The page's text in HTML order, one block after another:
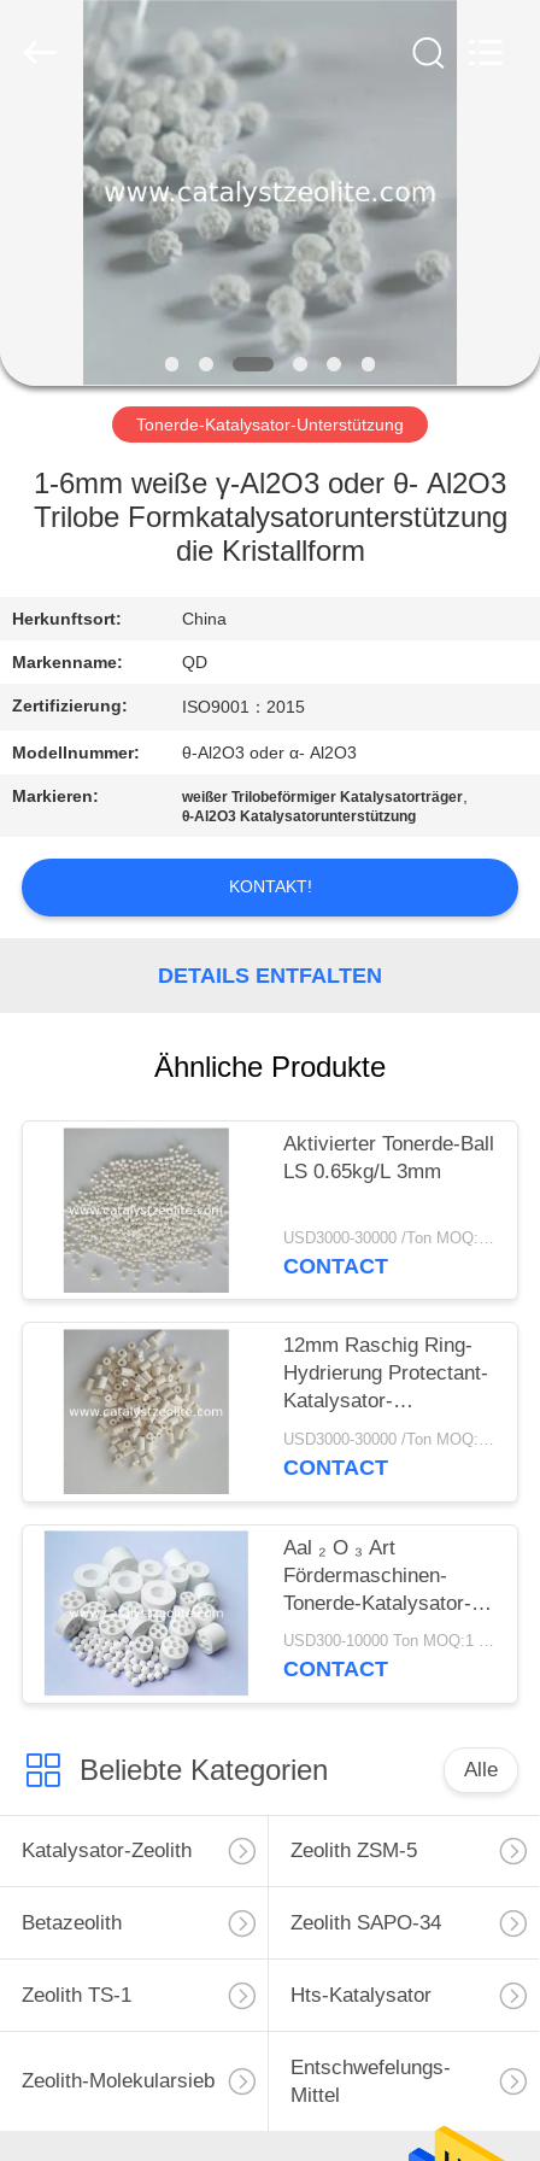
HAUS
PRODUKTE
FABRIK-
AUSFLUG
QUALITÄTSKONTROLLE
SIE
MIT
UNS
IN
VERBINDUNG
NACHRICHTEN
POLICY
Tonerde-Katalysator-Unterstützung
1-6mm weiße γ-Al2O3 oder θ- Al2O3
Trilobe Formkatalysatorunterstützung
die Kristallform
Herkunftsort: China
Markenname: QD
Zertifizierung: ISO9001：2015
Modellnummer: θ-Al2O3 oder α- Al2O3
Markieren: weißer Trilobeförmiger Katalysatorträger,
θ-Al2O3 Katalysatorunterstützung
KONTAKT!
DETAILS ENTFALTEN
Ähnliche Produkte
Aktivierter Tonerde-Ball
LS 0.65kg/L 3mm
USD3000-30000 /Ton MOQ:1 Kilogramm
CONTACT
12mm Raschig Ring-
Hydrierung Protectant-
Katalysator-
Fördermaschine
USD3000-30000 /Ton MOQ:1 Kilogramm
CONTACT
Αal ₂ O ₃ Art
Fördermaschinen-
Tonerde-Katalysator-
Unterstützung
USD300-10000 Ton MOQ:1 Kilogramm
CONTACT
Beliebte Kategorien Alle
Katalysator-Zeolith Zeolith ZSM-5
Betazeolith Zeolith SAPO-34
Zeolith TS-1 Hts-Katalysator
Zeolith-Molekularsieb
Entschwefelungs-
Mittel